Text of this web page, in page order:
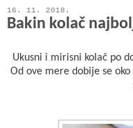
16. 11. 2018.
Bakin kolač
Ukusni i mirisni kolač po
Od ove mere dobije se